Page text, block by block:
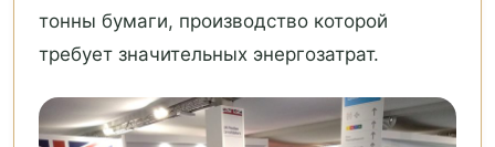
тонны бумаги, производство которой
требует значительных энергозатрат.